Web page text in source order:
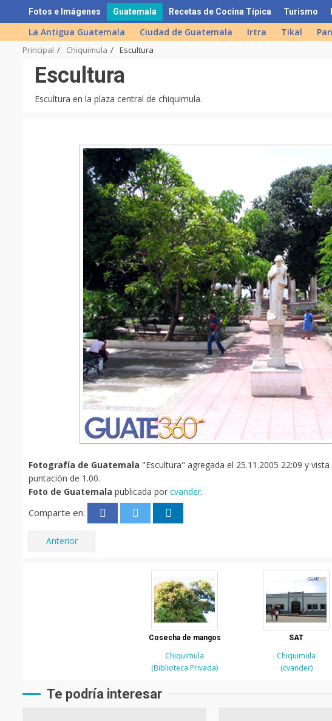
to
content
Fotos e Imágenes Guatemala Recetas de Cocina Típica Turismo
La Antigua Guatemala Ciudad de Guatemala Irtra Tikal
Principal Chiquimula Escultura
Escultura
Escultura en la plaza central de chiquimula.
Fotografía de Guatemala "Escultura" agregada el 25.11.2005 22:09 y
puntación de 1.00.
Foto de Guatemala publicada por cvander.
Comparte en:
Anterior
Cosecha de mangos
Chiquimula
(Biblioteca Privada)
SAT
Chiquimula
(cvander)
Te podría interesar